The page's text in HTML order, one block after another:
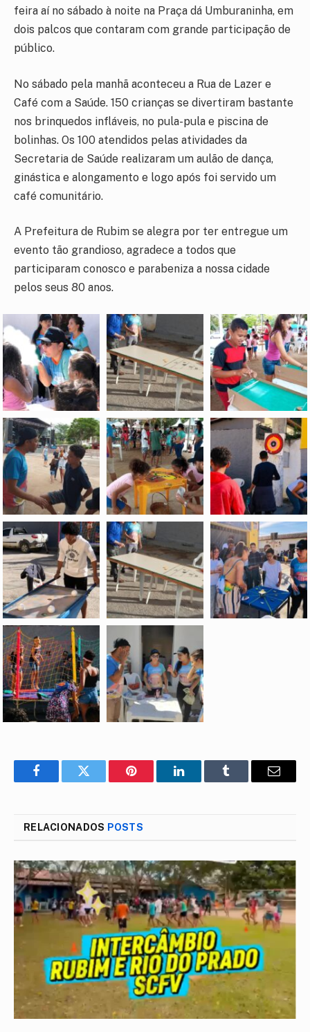
feira aí no sábado à noite na Praça dá Umburaninha, em
dois palcos que contaram com grande participação de
público.
No sábado pela manhã aconteceu a Rua de Lazer e
Café com a Saúde. 150 crianças se divertiram bastante
nos brinquedos infláveis, no pula-pula e piscina de
bolinhas. Os 100 atendidos pelas atividades da
Secretaria de Saúde realizaram um aulão de dança,
ginástica e alongamento e logo após foi servido um
café comunitário.
A Prefeitura de Rubim se alegra por ter entregue um
evento tão grandioso, agradece a todos que
participaram conosco e parabeniza a nossa cidade
pelos seus 80 anos.
FacebookTwitter Pinterest LinkedInTumblr
E-
RELACIONADOS POSTS